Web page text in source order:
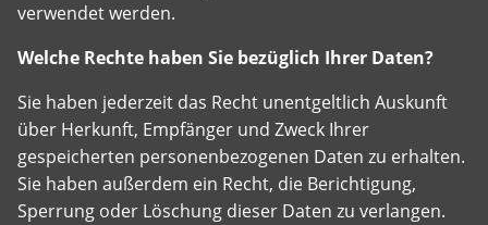
verwendet werden.
Welche Rechte haben Sie bezüglich Ihrer Daten?
Sie haben jederzeit das Recht unentgeltlich Auskunft
über Herkunft, Empfänger und Zweck Ihrer
gespeicherten personenbezogenen Daten zu erhalten.
Sie haben außerdem ein Recht, die Berichtigung,
Sperrung oder Löschung dieser Daten zu verlangen.